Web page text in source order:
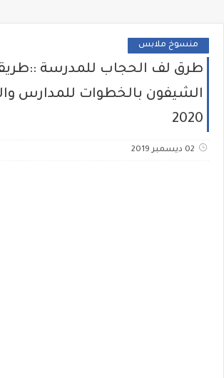
منسوخ ملابس
طرق لف الحجاب للمدرسة
الشيفون بالخطوات للمدارس
2020
02 ديسمبر 2019